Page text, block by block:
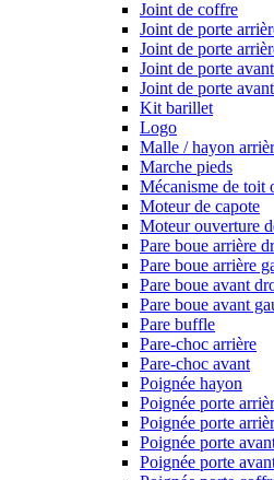
Joint de coffre
Joint de porte
Joint de porte
Joint de porte
Joint de porte
Kit barillet
Logo
Malle / hayon
Marche pieds
Mécanisme de toit
Moteur de capote
Moteur ouverture
Pare boue arrière
Pare boue arrière
Pare boue avant
Pare boue avant
Pare buffle
Pare-choc arrière
Pare-choc avant
Poignée hayon
Poignée porte
Poignée porte
Poignée porte
Poignée porte